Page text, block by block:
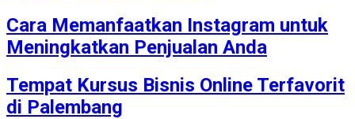
Cara Memanfaatkan Instagram untuk
Meningkatkan Penjualan Anda
Tempat Kursus Bisnis Online Terfavorit
di Palembang